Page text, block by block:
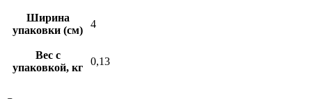
Ширина
упаковки (см)
4
Вес с
упаковкой, кг
0,13